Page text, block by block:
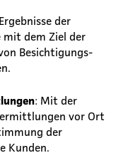
der
mit dem Ziel der
Besichtigungs-
: Mit der
vor Ort
der
Kunden.